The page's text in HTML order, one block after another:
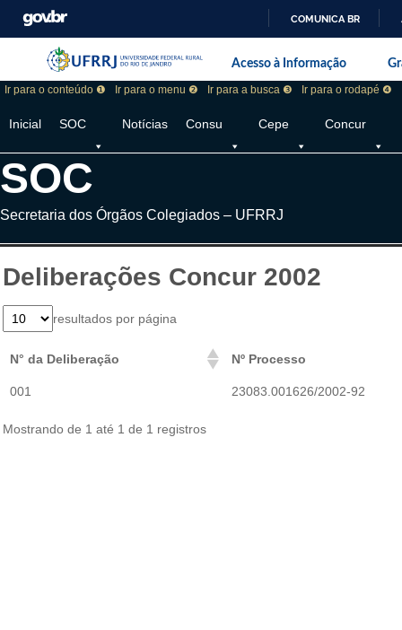
COMUNICA BR
Pular barra institucional
Barra institucional da Universidade
Acesso à Informação
Ir para o conteúdo ❶ Ir para o menu ❷ Ir para a busca ❸ Ir para o rodapé ❹
Inicial SOC Notícias Consu Cepe Concur
SOC
Secretaria dos Órgãos Colegiados – UFRRJ
Deliberações Concur 2002
resultados por página
N° da Deliberação Nº Processo
001 23083.001626/2002-92
Mostrando de 1 até 1 de 1 registros